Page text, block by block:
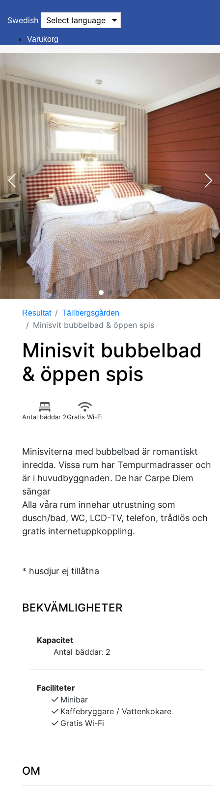
Swedish Select language
Varukorg
Resultat Tällbergsgården
Minisvit bubbelbad & öppen spis
Minisvit bubbelbad
& öppen spis
Antal bäddar 2Gratis Wi-Fi
Minisviterna med bubbelbad är romantiskt
inredda. Vissa rum har Tempurmadrasser och
är i huvudbyggnaden. De har Carpe Diem
sängar
Alla våra rum innehar utrustning som
dusch/bad, WC, LCD-TV, telefon, trådlös och
gratis internetuppkoppling.
* husdjur ej tillåtna
BEKVÄMLIGHETER
Kapacitet
Antal bäddar: 2
Faciliteter
Minibar
Kaffebryggare / Vattenkokare
Gratis Wi-Fi
OM